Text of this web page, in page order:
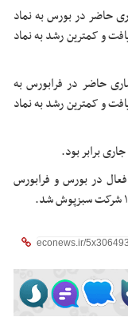
حاضر در بورس به نماد
درصد اختصاص یافت و کمترین رشد به نماد
حاضر در فرابورس به
درصد اختصاص یافت و کمترین رشد به نماد
برابر بود.
اعتباری فعال در بورس و فرابورس